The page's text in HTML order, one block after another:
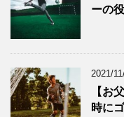
ーの
2021/
【お
時に